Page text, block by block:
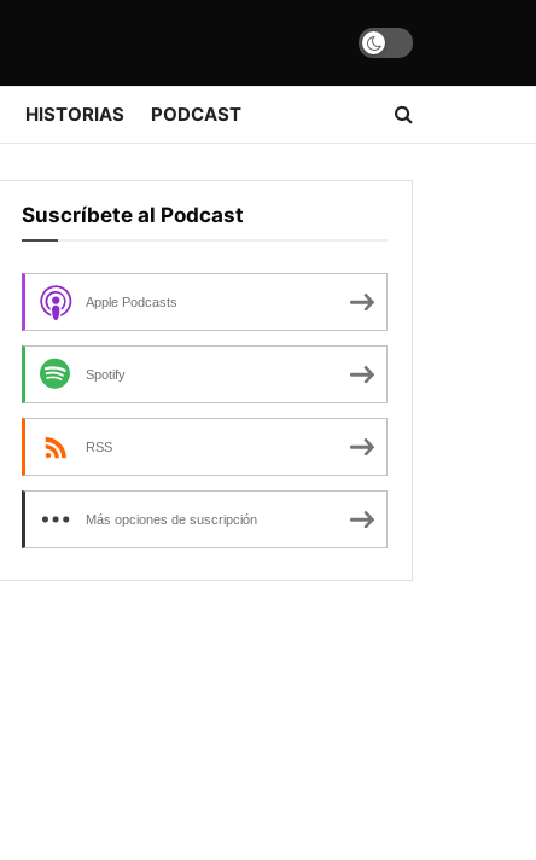
HISTORIAS PODCAST
Suscríbete al Podcast
Apple Podcasts
Spotify
RSS
Más opciones de suscripción